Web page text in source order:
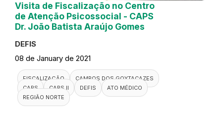
Visita de Fiscalização no Centro
de Atenção Psicossocial - CAPS
Dr. João Batista Araújo Gomes
DEFIS
08 de January de 2021
FISCALIZAÇÃO
CAMPOS DOS GOYTACAZES
CAPS
CAPS II DEFIS
ATO MÉDICO
REGIÃO NORTE